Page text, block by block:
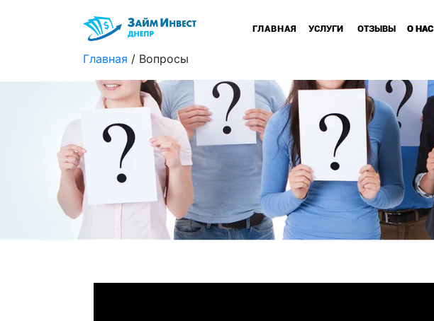
ГЛАВНАЯ (CURRENT)
УСЛУГИ ОТЗЫВЫ О НАС
О НАС
Главная / Вопросы